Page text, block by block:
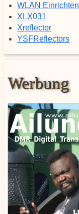
WLAN Einrichten
XLX031
Xreflector
YSFReflectors
Werbung